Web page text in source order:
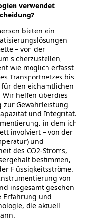
verwendet
bieten ein
– von der
sicherzustellen,
wie möglich erfasst
Transportnetzes bis
den eichamtlichen
Wir helfen überdies
Gewährleistung
und Integrität.
in dem ich
involviert – von der
und
des CO2-Stroms,
bestimmen,
Flüssigkeitsströme.
von
insgesamt gesehen
Erfahrung und
die aktuell